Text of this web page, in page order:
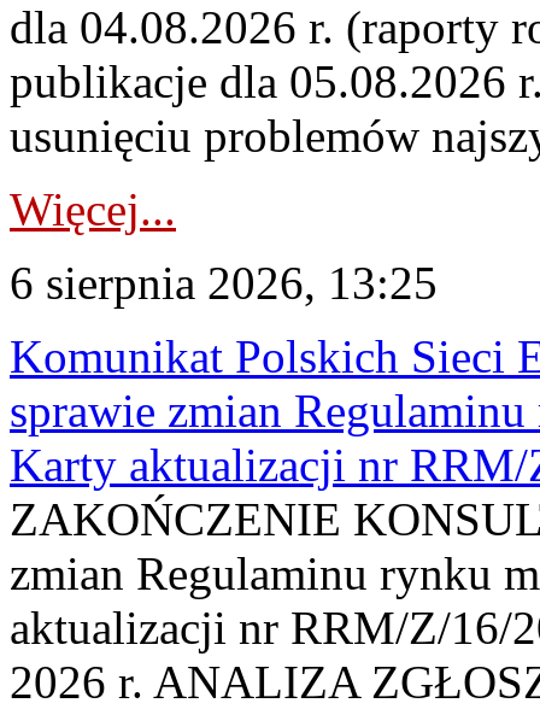
dla 04.08.2026 r. (raporty
publikacje dla 05.08.2026
usunięciu problemów
Więcej...
6 sierpnia 2026, 13:25
Komunikat Polskich Sieci
sprawie zmian
Karty aktualizacji nr
ZAKOŃCZENIE
zmian Regulaminu rynku
aktualizacji nr RRM/Z/16/
2026 r. ANALIZA